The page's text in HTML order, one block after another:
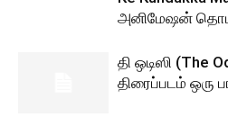
அனிமேஷன்
தி ஒடிஸி (The
திரைப்படம் ஒரு